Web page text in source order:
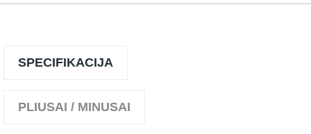
SPECIFIKACIJA
PLIUSAI / MINUSAI